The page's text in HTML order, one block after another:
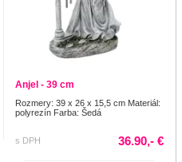
Anjel - 39 cm
Rozmery: 39 x 26 x 15,5 cm Materiál:
polyrezín Farba: Šedá
s DPH 36.90,- €